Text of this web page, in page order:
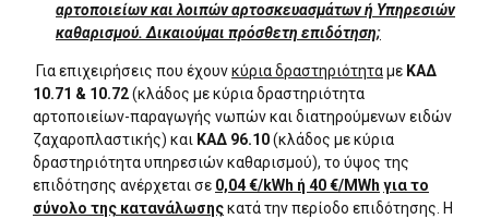
αρτοποιείων και λοιπών αρτοσκευασμάτων ή Υπηρεσιών
καθαρισμού. Δικαιούμαι πρόσθετη επιδότηση;
Για επιχειρήσεις που έχουνκύρια δραστηριότηταμε ΚΑΔ
10.71 & 10.72(κλάδος με κύρια δραστηριότητα
αρτοποιείων-παραγωγής νωπών και διατηρούμενων ειδών
ζαχαροπλαστικής) και ΚΑΔ 96.10(κλάδος με κύρια
δραστηριότητα υπηρεσιών καθαρισμού), το ύψος της
επιδότησης ανέρχεται σε 0,04 €/kWh ή 40 €/ΜWh για το
σύνολο της κατανάλωσηςκατά την περίοδο επιδότησης. Η